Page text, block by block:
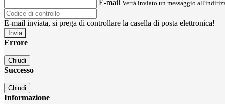
E-mail Verrà inviato un messaggio
E-mail inviata, si prega di controllare la casella di posta elettronica!
Errore
Chiudi
Successo
Chiudi
Informazione